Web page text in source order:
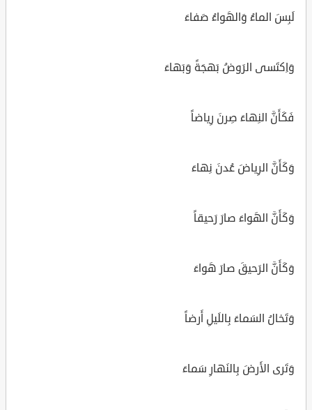
لَبِسَ الماءُ وَالهَواءُ صَفاءَ
وَاِكتَسى الرَوضُ بَهجَةً وَبَهاءَ
فَكَأَنَّ النِهاءَ صِرنَ رِياضاً
وَكَأَنَّ الرِياضَ عُدنَ نِهاءَ
وَكَأَنَّ الهَواءَ صارَ رَحيقاً
وَكَأَنَّ الرَحيقَ صارَ هَواءَ
وَتَخالُ السَماءَ بِاللَيلِ أَرضاً
وَتَرى الأَرضَ بِالنَهارِ سَماءَ